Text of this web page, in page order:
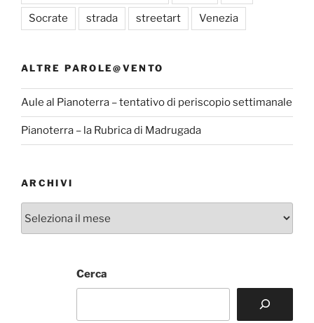
Socrate strada streetart Venezia
ALTRE PAROLE@VENTO
Aule al Pianoterra – tentativo di periscopio settimanale
Pianoterra – la Rubrica di Madrugada
ARCHIVI
Cerca